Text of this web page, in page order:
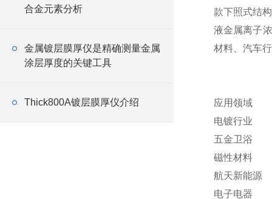
合金元素分析
金属镀层膜厚仪是精确测量金属
涂层厚度的关键工具
Thick800A镀层膜厚仪介绍
款下照式结
液金属离子
材料、汽车
应用领域
电镀行业
五金卫浴
磁性材料
航天新能源
电子电器